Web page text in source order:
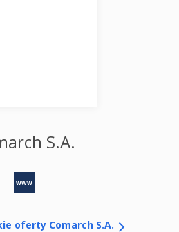
S.A.
www
oferty Comarch S.A.